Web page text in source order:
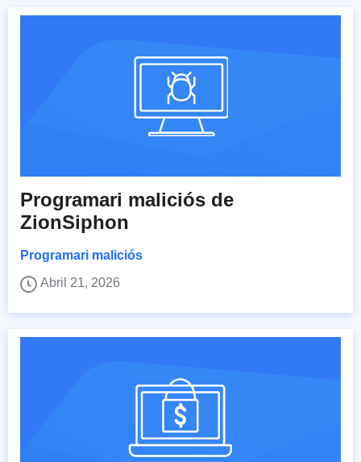
Programari maliciós de
ZionSiphon
Programari maliciós
Abril 21, 2026